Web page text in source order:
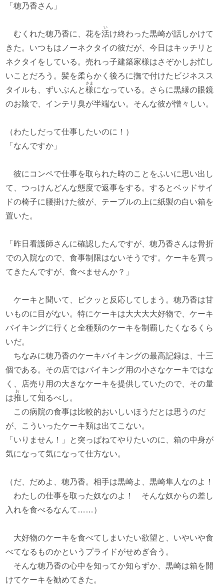
「穂乃香さん」
むくれた穂乃香に、花を活
い
け終わった黒崎が話しかけて
きた。いつもはノーネクタイの彼だが、今日はキッチリと
ネクタイをしている。売れっ子建築家様はさぞかしお忙し
いことだろう。髪を柔らかく後ろに撫で付けたビジネスス
タイルも、ずいぶんと様
さま
になっている。さらに黒縁の眼鏡
のお陰で、インテリ臭が半端ない。そんな彼が憎々しい。
（わたしだって仕事したいのに！）
「なんですか」
彼にコンペで仕事を取られた時のことをふいに思い出し
て、つっけんどんな態度で返事をする。するとベッドサイ
ドの椅子に腰掛けた彼が、テーブルの上に紙製の白い箱を
置いた。
「昨日看護師さんに確認したんですが、穂乃香さんは骨折
での入院なので、食事制限はないそうです。ケーキを買っ
てきたんですが、食べませんか？」
ケーキと聞いて、ピクッと反応してしまう。穂乃香は甘
いものに目がない。特にケーキは大大大大好物で、ケーキ
バイキングに行くと全種類のケーキを制覇したくなるくら
いだ。
ちなみに穂乃香のケーキバイキングの最高記録は、十三
個である。その店ではバイキング用の小さなケーキではな
く、店売り用の大きなケーキを提供していたので、その量
は推
お
して知
し
るべし。
この病院の食事は比較的おいしいほうだとは思うのだ
が、こういったケーキ類は出てこない。
「いりません！」と突っぱねてやりたいのに、箱の中身が
気になって気になって仕方ない。
（だ、だめよ、穂乃香。相手は黒崎よ、黒崎隼人なのよ！
わたしの仕事を取った奴なのよ！ そんな奴からの差し
入れを食べるなんて……）
大好物のケーキを食べてしまいたい欲望と、いやいや食
べてなるものかというプライドがせめぎ合う。
そんな穂乃香の心中を知ってか知らずか、黒崎は箱を開
けてケーキを勧めてきた。